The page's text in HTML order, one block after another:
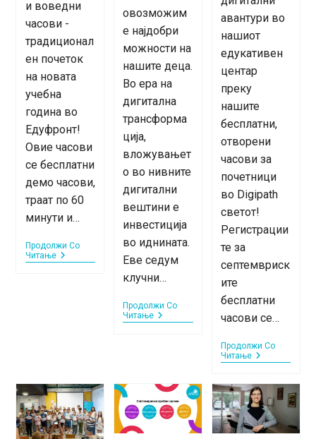
и воведни
часови -
традиционал
ен почеток
на новата
учебна
година во
Едуфронт!
Овие часови
се бесплатни
демо часови,
траат по 60
минути и…
Продолжи Со
ЧитањеБесплатни
овозможим
е најдобри
можности на
нашите деца.
Во ера на
дигитална
трансформа
ција,
вложувањет
о во нивните
дигитални
вештини е
инвестиција
во иднината.
Еве седум
клучни…
Продолжи Со
Читање7
Иднина
На
Нашите
Деца
авантури во
нашиот
едукативен
центар
преку
нашите
бесплатни,
отворени
часови за
почетници
во Digipath
светот!
Регистрации
те за
септемвриск
ите
бесплатни
часови се…
Продолжи Со
ЧитањеОтворени
Часови
За
Digipath
Почетници